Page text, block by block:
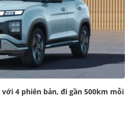
4 phiên bản, đi gần 500km mỗi